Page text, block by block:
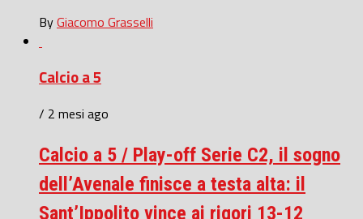
ByGiacomo Grasselli
Calcio a 5
/ 2 mesi ago
Calcio a 5 / Play-off Serie C2, il sogno
dell’Avenale finisce a testa alta: il
Sant’Ippolito vince ai rigori 13-12